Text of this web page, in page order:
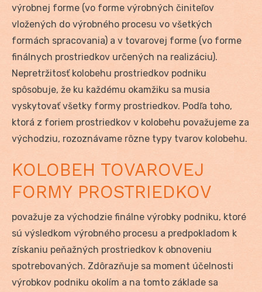
výrobnej forme (vo forme výrobných činiteľov
vložených do výrobného procesu vo všetkých
formách spracovania) a v tovarovej forme (vo forme
finálnych prostriedkov určených na realizáciu).
Nepretržitosť kolobehu prostriedkov podniku
spôsobuje, že ku každému okamžiku sa musia
vyskytovať všetky formy prostriedkov. Podľa toho,
ktorá z foriem prostriedkov v kolobehu považujeme za
východziu, rozoznávame rôzne typy tvarov kolobehu.
KOLOBEH TOVAROVEJ
FORMY PROSTRIEDKOV
považuje za východzie finálne výrobky podniku, ktoré
sú výsledkom výrobného procesu a predpokladom k
získaniu peňažných prostriedkov k obnoveniu
spotrebovaných. Zdôrazňuje sa moment účelnosti
výrobkov podniku okolím a na tomto základe sa